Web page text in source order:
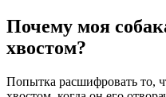
Почему моя
хвостом?
Попытка расшифровать то,